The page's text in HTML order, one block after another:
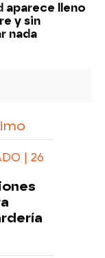
aparece lleno
y sin
nada
| 26